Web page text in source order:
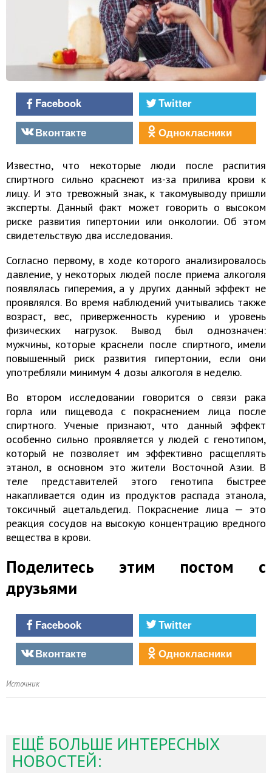
Facebook
Twitter
Вконтакте
Однокласники
Известно, что некоторые люди после распития
спиртного сильно краснеют из-за прилива крови к
лицу. И это тревожный знак, к такомувыводупришли
эксперты. Данный факт может говорить о высоком
риске развития гипертонии или онкологии. Об этом
свидетельствую два исследования.
Согласно первому, в ходе которого анализировалось
давление, у некоторых людей после приема алкоголя
появлялась гиперемия, а у других данный эффект не
проявлялся. Во время наблюдений учитывались также
возраст, вес, приверженность курению и уровень
физических нагрузок. Вывод был однозначен:
мужчины, которые краснели после спиртного, имели
повышенный риск развития гипертонии, если они
употребляли минимум 4 дозы алкоголя в неделю.
Во втором исследовании говорится о связи рака
горла или пищевода с покраснением лица после
спиртного. Ученые признают, что данный эффект
особенно сильно проявляется у людей с генотипом,
который не позволяет им эффективно расщеплять
этанол, в основном это жители Восточной Азии. В
теле представителей этого генотипа быстрее
накапливается один из продуктов распада этанола,
токсичный ацетальдегид. Покраснение лица — это
реакция сосудов на высокую концентрацию вредного
вещества в крови.
Поделитесь этим постом с
друзьями
Facebook
Twitter
Вконтакте
Однокласники
Источник
ЕЩЁ БОЛЬШЕ ИНТЕРЕСНЫХ
НОВОСТЕЙ: